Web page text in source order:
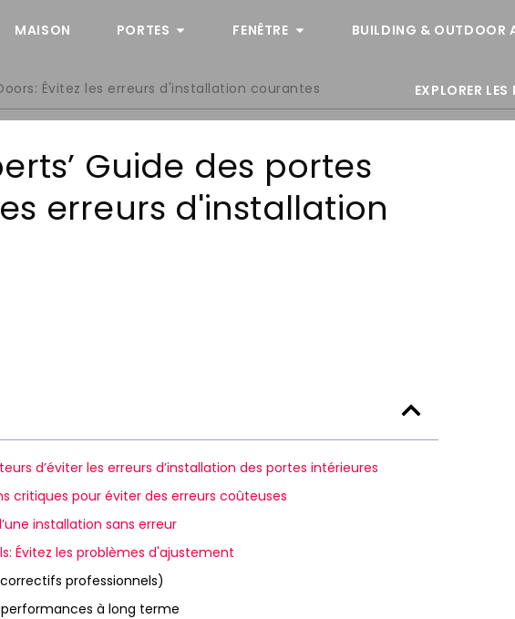
MAISON PORTES FENÊTRE BUILDING & OUTDOOR
EXPLORER
: Évitez les erreurs d'installation courantes
Guide des portes
erreurs d'installation
d’éviter les erreurs d’installation des portes intérieures
critiques pour éviter des erreurs coûteuses
installation sans erreur
Évitez les problèmes d'ajustement
professionnels)
à long terme